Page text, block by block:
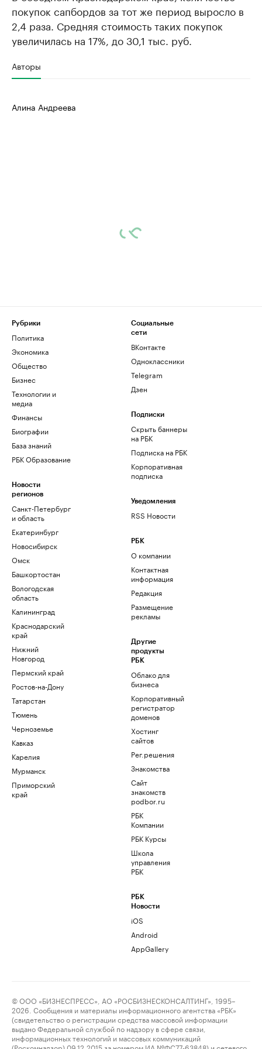
покупок сапбордов за тот же период выросло в
2,4 раза. Средняя стоимость таких покупок
увеличилась на 17%, до 30,1 тыс. руб.
Авторы
Алина Андреева
Рубрики
Политика
Экономика
Общество
Бизнес
Технологии и
медиа
Финансы
Биографии
База знаний
РБК Образование
Новости
регионов
Санкт-Петербург
и область
Екатеринбург
Новосибирск
Омск
Башкортостан
Вологодская
область
Калининград
Краснодарский
край
Нижний
Новгород
Пермский край
Ростов-на-Дону
Татарстан
Тюмень
Черноземье
Кавказ
Карелия
Мурманск
Приморский
край
Социальные
сети
ВКонтакте
Одноклассники
Telegram
Дзен
Подписки
Скрыть баннеры
на РБК
Подписка на РБК
Корпоративная
подписка
Уведомления
RSS Новости
РБК
О компании
Контактная
информация
Редакция
Размещение
рекламы
Другие
продукты
РБК
Облако для
бизнеса
Корпоративный
регистратор
доменов
Хостинг
сайтов
Рег.решения
Знакомства
Сайт
знакомств
podbor.ru
РБК
Компании
РБК Курсы
Школа
управления
РБК
РБК
Новости
iOS
Android
AppGallery
© ООО «БИЗНЕСПРЕСС», АО «РОСБИЗНЕСКОНСАЛТИНГ», 1995–
2026. Сообщения и материалы информационного агентства «РБК»
(свидетельство о регистрации средства массовой информации
выдано Федеральной службой по надзору в сфере связи,
информационных технологий и массовых коммуникаций